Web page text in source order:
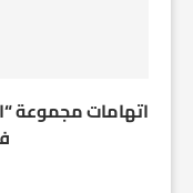
اتهامات مجموعة